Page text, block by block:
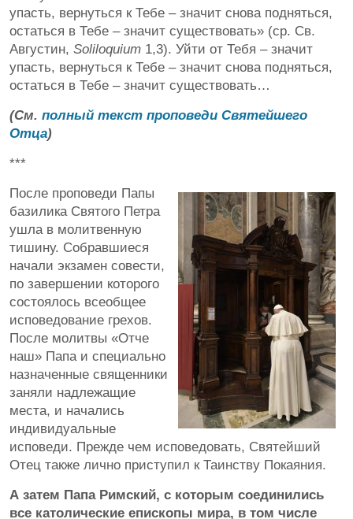
упасть, вернуться к Тебе – значит снова подняться,
остаться в Тебе – значит существовать» (ср. Св.
Августин, Soliloquium 1,3). Уйти от Тебя – значит
упасть, вернуться к Тебе – значит снова подняться,
остаться в Тебе – значит существовать…
(См. полный текст проповеди Святейшего
Отца)
***
После проповеди Папы
базилика Святого Петра
ушла в молитвенную
тишину. Собравшиеся
начали экзамен совести,
по завершении которого
состоялось всеобщее
исповедование грехов.
После молитвы «Отче
наш» Папа и специально
назначенные священники
заняли надлежащие
места, и начались
индивидуальные
исповеди. Прежде чем исповедовать, Святейший
Отец также лично приступил к Таинству Покаяния.
А затем Папа Римский, с которым соединились
все католические епископы мира, в том числе